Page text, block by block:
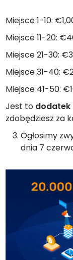
Miejsce 1-10:
Miejsce 11-20:
Miejsce 21-30:
Miejsce 31-40:
Miejsce 41-50:
Jest to dodatek
zdobędziesz za
Ogłosimy
dnia 7